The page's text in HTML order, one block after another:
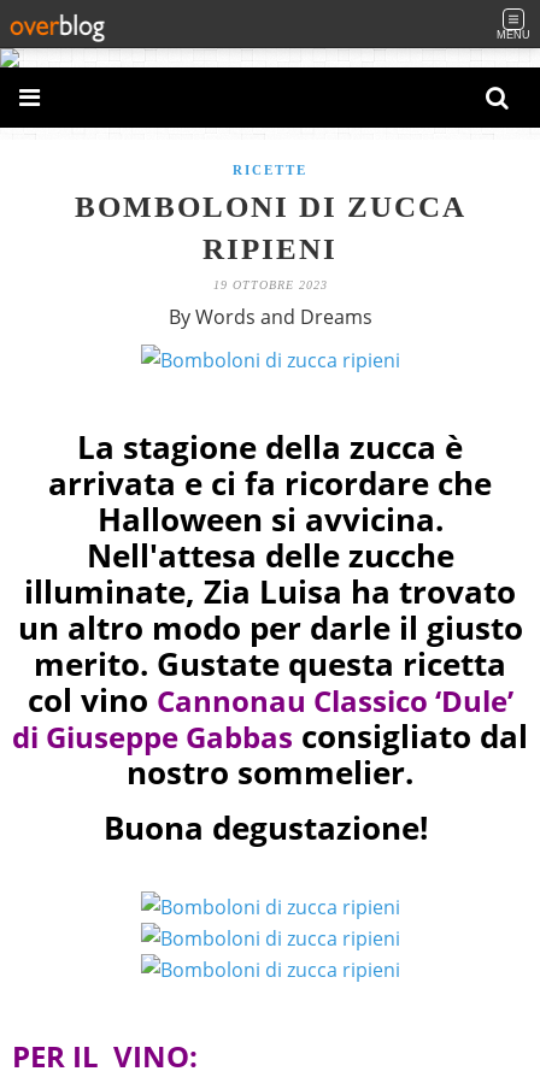
MENU
RICETTE
BOMBOLONI DI ZUCCA
RIPIENI
19 OTTOBRE 2023
By Words and Dreams
La stagione della zucca è
arrivata e ci fa ricordare che
Halloween si avvicina.
Nell'attesa delle zucche
illuminate, Zia Luisa ha trovato
un altro modo per darle il giusto
merito. Gustate questa ricetta
col vino Cannonau Classico ‘Dule’
di Giuseppe Gabbas consigliato dal
nostro sommelier.
Buona degustazione!
PER IL VINO: